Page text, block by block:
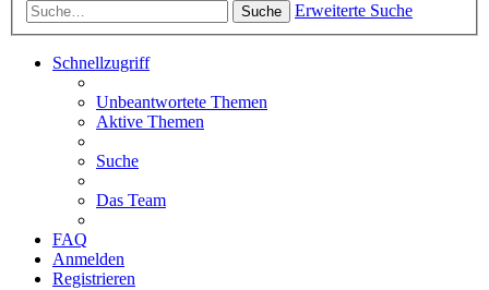
Suche Erweiterte Suche
Schnellzugriff
Unbeantwortete Themen
Aktive Themen
Suche
Das Team
FAQ
Anmelden
Registrieren